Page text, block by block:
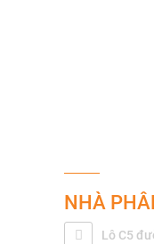
NHÀ
Lô C5